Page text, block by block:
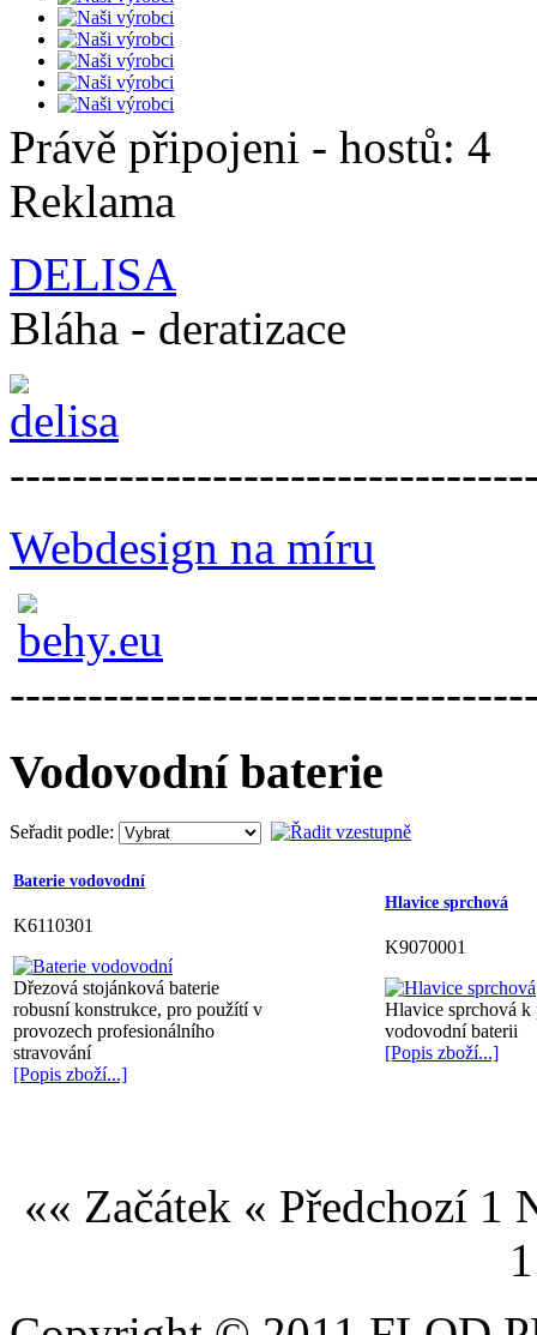
Právě připojeni - hostů: 4
Reklama
DELISA
Bláha - deratizace
Webdesign na míru
Vodovodní baterie
Seřadit podle:
Baterie vodovodní
K6110301
Dřezová stojánková baterie
robusní konstrukce, pro použítí v
provozech profesionálního
stravování
[Popis zboží...]
Hlavice sprchová
K9070001
Hlavice sprchová k
vodovodní baterii
[Popis zboží...]
«« Začátek « Předchozí 1